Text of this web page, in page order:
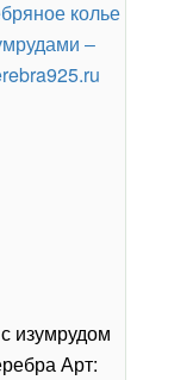
изумрудом
Арт: